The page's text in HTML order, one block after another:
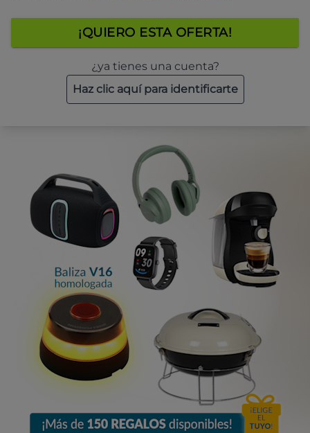
¡QUIERO ESTA OFERTA!
¿ya tienes una cuenta?
Haz clic aquí para identificarte